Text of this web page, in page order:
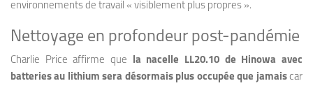
environnements de travail « visiblement plus propres ».
Nettoyage en profondeur post-pandémie
Charlie Price affirme que la nacelle LL20.10 de Hinowa avec
batteries au lithium sera désormais plus occupée que jamais car